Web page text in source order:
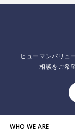
ヒューマンバリュ
相談をご希
WHO WE ARE